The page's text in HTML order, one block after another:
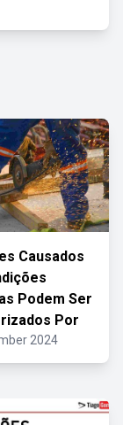
Causados
Podem Ser
Por
2024